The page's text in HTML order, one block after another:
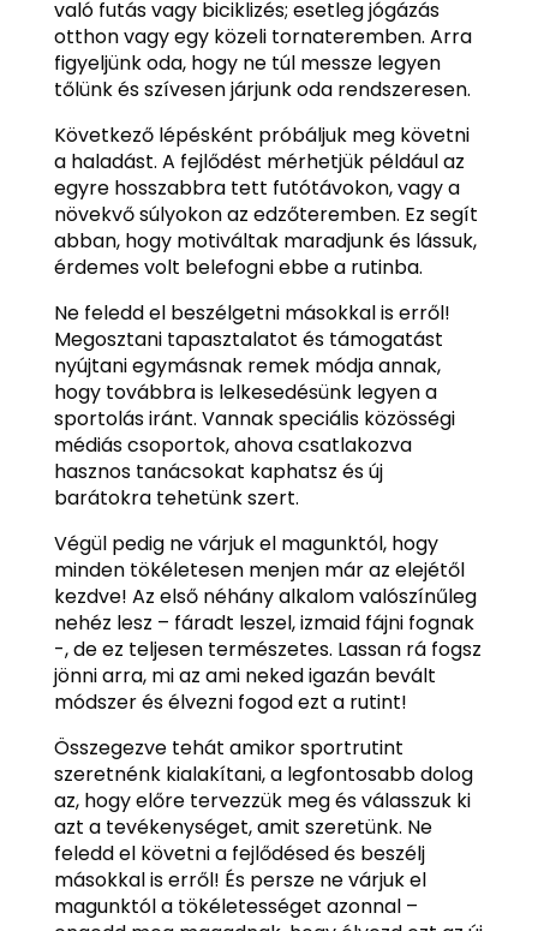
való futás vagy biciklizés; esetleg jógázás
otthon vagy egy közeli tornateremben. Arra
figyeljünk oda, hogy ne túl messze legyen
tőlünk és szívesen járjunk oda rendszeresen.
Következő lépésként próbáljuk meg követni
a haladást. A fejlődést mérhetjük például az
egyre hosszabbra tett futótávokon, vagy a
növekvő súlyokon az edzőteremben. Ez segít
abban, hogy motiváltak maradjunk és lássuk,
érdemes volt belefogni ebbe a rutinba.
Ne feledd el beszélgetni másokkal is erről!
Megosztani tapasztalatot és támogatást
nyújtani egymásnak remek módja annak,
hogy továbbra is lelkesedésünk legyen a
sportolás iránt. Vannak speciális közösségi
médiás csoportok, ahova csatlakozva
hasznos tanácsokat kaphatsz és új
barátokra tehetünk szert.
Végül pedig ne várjuk el magunktól, hogy
minden tökéletesen menjen már az elejétől
kezdve! Az első néhány alkalom valószínűleg
nehéz lesz – fáradt leszel, izmaid fájni fognak
-, de ez teljesen természetes. Lassan rá fogsz
jönni arra, mi az ami neked igazán bevált
módszer és élvezni fogod ezt a rutint!
Összegezve tehát amikor sportrutint
szeretnénk kialakítani, a legfontosabb dolog
az, hogy előre tervezzük meg és válasszuk ki
azt a tevékenységet, amit szeretünk. Ne
feledd el követni a fejlődésed és beszélj
másokkal is erről! És persze ne várjuk el
magunktól a tökéletességet azonnal –